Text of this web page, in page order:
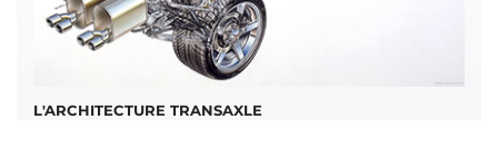
L'ARCHITECTURE TRANSAXLE